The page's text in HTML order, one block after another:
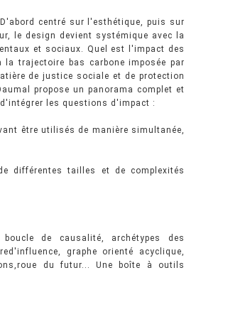
centré sur l'esthétique, puis sur
le design devient systémique avec la
et sociaux. Quel est l'impact des
trajectoire bas carbone imposée par
de justice sociale et de protection
propose un panorama complet et
les questions d'impact :
être utilisés de manière simultanée,
différentes tailles et de complexités
boucle de causalité, archétypes des
graphe orienté acyclique,
du futur... Une boîte à outils